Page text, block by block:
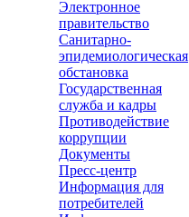
Электронное
правительство
Санитарно-
эпидемиологическая
обстановка
Государственная
служба и кадры
Противодействие
коррупции
Документы
Пресс-центр
Информация для
потребителей